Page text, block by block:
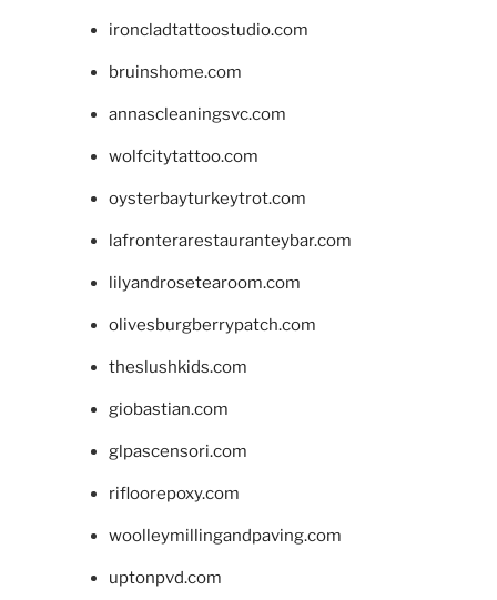
ironcladtattoostudio.com
bruinshome.com
annascleaningsvc.com
wolfcitytattoo.com
oysterbayturkeytrot.com
lafronterarestauranteybar.com
lilyandrosetearoom.com
olivesburgberrypatch.com
theslushkids.com
giobastian.com
glpascensori.com
rifloorepoxy.com
woolleymillingandpaving.com
uptonpvd.com